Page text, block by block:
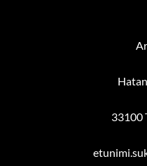
33100